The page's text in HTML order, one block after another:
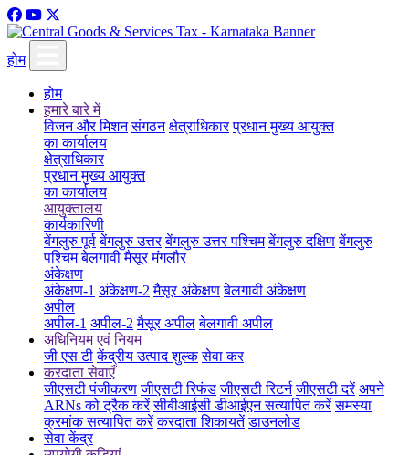
होम
होम
हमारे बारे में
विजन और मिशन संगठन क्षेत्राधिकार प्रधान मुख्य आयुक्त
का कार्यालय
क्षेत्राधिकार
प्रधान मुख्य आयुक्त
का कार्यालय
आयुक्तालय
कार्यकारिणी
बेंगलुरु पूर्व बेंगलुरु उत्तर बेंगलुरु उत्तर पश्चिम बेंगलुरु दक्षिण बेंगलुरु
पश्चिम बेलगावी मैसूर मंगलौर
अंकेक्षण
अंकेक्षण-1 अंकेक्षण-2 मैसूर अंकेक्षण बेलगावी अंकेक्षण
अपील
अपील-1 अपील-2 मैसूर अपील बेलगावी अपील
अधिनियम एवं नियम
जी एस टी केंद्रीय उत्पाद शुल्क सेवा कर
करदाता सेवाएँ
जीएसटी पंजीकरण जीएसटी रिफंड जीएसटी रिटर्न जीएसटी दरें अपने
ARNs को ट्रैक करें सीबीआईसी डीआईएन सत्यापित करें समस्या
क्रमांक सत्यापित करें करदाता शिकायतें डाउनलोड
सेवा केंद्र